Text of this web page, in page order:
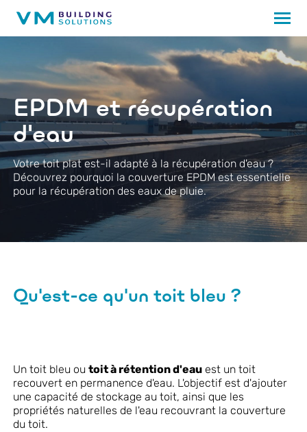
EPDM et récupération
d'eau
Votre toit plat est-il adapté à la récupération d'eau ?
Découvrez pourquoi la couverture EPDM est essentielle
pour la récupération des eaux de pluie.
Qu'est-ce qu'un toit bleu ?
Un toit bleu ou toit à rétention d'eauest un toit
recouvert en permanence d'eau. L'objectif est d'ajouter
une capacité de stockage au toit, ainsi que les
propriétés naturelles de l'eau recouvrant la couverture
du toit.